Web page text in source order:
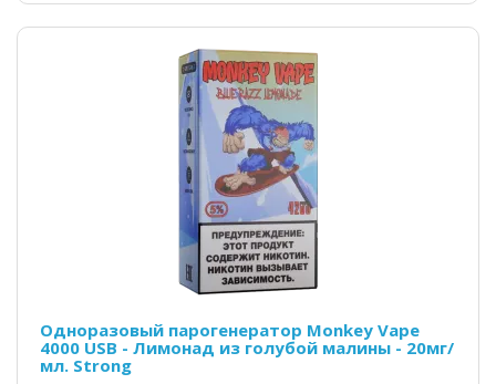
Одноразовый парогенератор Monkey Vape
4000 USB - Лимонад из голубой малины - 20мг/
мл. Strong